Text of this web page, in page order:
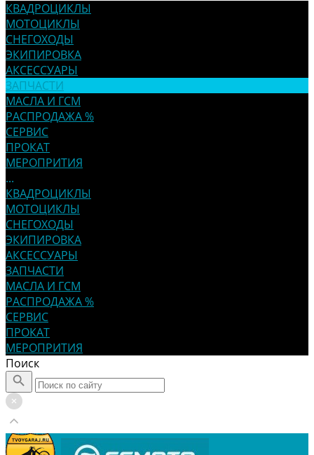
КВАДРОЦИКЛЫ
МОТОЦИКЛЫ
СНЕГОХОДЫ
ЭКИПИРОВКА
АКСЕССУАРЫ
ЗАПЧАСТИ
МАСЛА И ГСМ
РАСПРОДАЖА %
СЕРВИС
ПРОКАТ
МЕРОПРИТИЯ
...
КВАДРОЦИКЛЫ
МОТОЦИКЛЫ
СНЕГОХОДЫ
ЭКИПИРОВКА
АКСЕССУАРЫ
ЗАПЧАСТИ
МАСЛА И ГСМ
РАСПРОДАЖА %
СЕРВИС
ПРОКАТ
МЕРОПРИТИЯ
Поиск